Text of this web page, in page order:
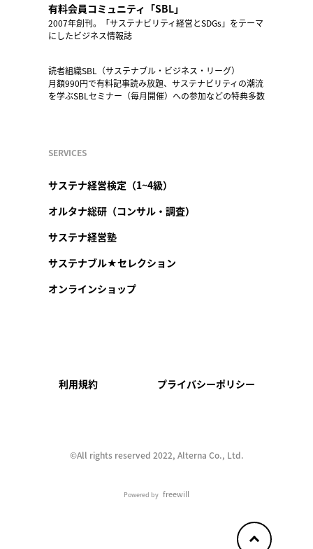
有料会員コミュニティ「SBL」
2007年創刊。「サステナビリティ経営とSDGs」をテーマ
にしたビジネス情報誌
読者組織SBL（サステナブル・ビジネス・リーグ）
月額990円で有料記事読み放題、サステナビリティの潮流
を学ぶSBLセミナー（毎月開催）への参加などの特典多数
SERVICES
サステナ経営検定（1~4級）
オルタナ総研（コンサル・調査）
サステナ経営塾
サステナブル★セレクション
オンラインショップ
利用規約 プライバシーポリシー
©︎All rights reserved 2022, Alterna Co., Ltd.
Powered by freewill